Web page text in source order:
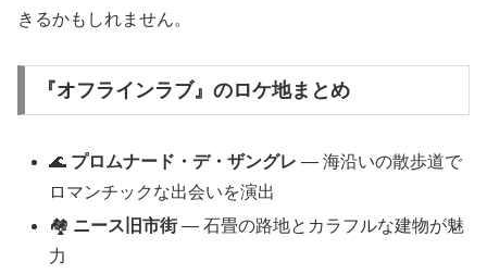
きるかもしれません。
『オフラインラブ』のロケ地まとめ
🌊 プロムナード・デ・ザングレ — 海沿いの散歩道で
ロマンチックな出会いを演出
🏘 ニース旧市街— 石畳の路地とカラフルな建物が魅
力